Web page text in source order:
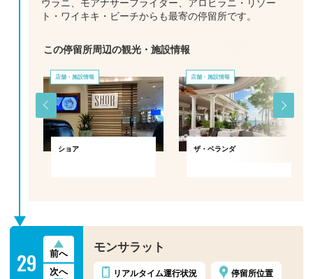
ウラニ、モアナサーフライダー、アロヒラニ・リゾー
ト・ワイキキ・ビーチからも最寄の停留所です。
この停留所周辺の観光・施設情報
店舗・施設情報
ショア
店舗・施設情報
ザ・ベランダ
29
前へ
次へ
モンサラット
リアルタイム運行状況 停留所位置